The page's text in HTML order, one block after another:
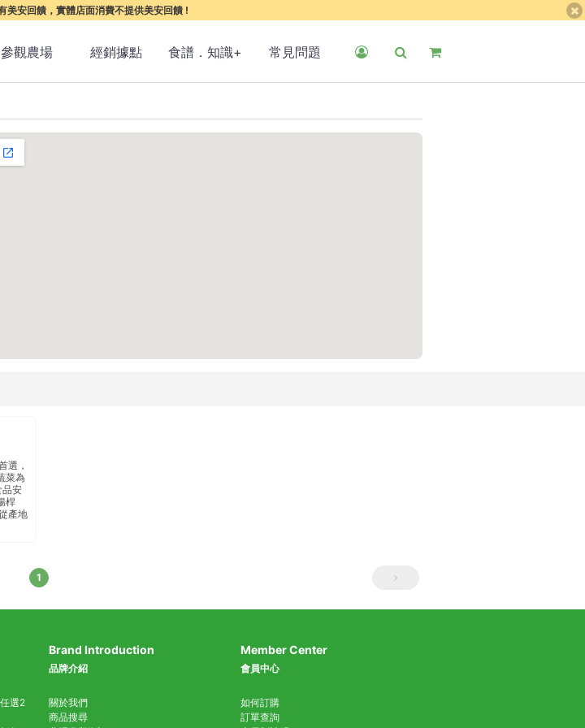
美安回饋，實體店面消費不提供美安回饋 !
參觀農場 經銷據點 食譜．知識+ 常見問題
選，
菜為
品安
桿
產地
1
選2
Brand Introduction
品牌介紹
關於我們
商品搜尋
Member Center
會員中心
如何訂購
訂單查詢